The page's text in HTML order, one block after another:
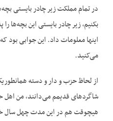
در تمام مملکت زیر چادر بایستی
بکنیم، زیر چادر بایستی این بچه‌ها
اینها معلومات داد. این جوابی بود
می‌کنید.
از لحاظ حزب و دار و دسته
شاگردهای قدیمم می‌دانند، من اهل
هیچوقت هم در این مدت چهل سال